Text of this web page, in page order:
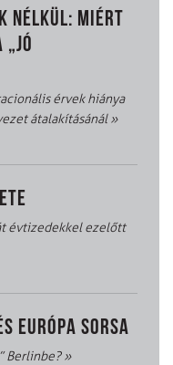
NÉLKÜL: MIÉRT
„JÓ
érvek hiánya
átalakításánál»
évtizedekkel ezelőtt
EURÓPA SORSA
Berlinbe?»